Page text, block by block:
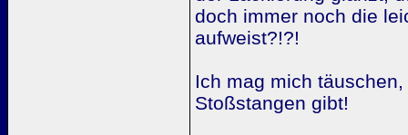
doch immer noch die
aufweist?!?!
Ich mag mich
Stoßstangen gibt!